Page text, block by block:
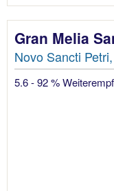
Gran Melia
Novo Sancti
5.6 - 92 %